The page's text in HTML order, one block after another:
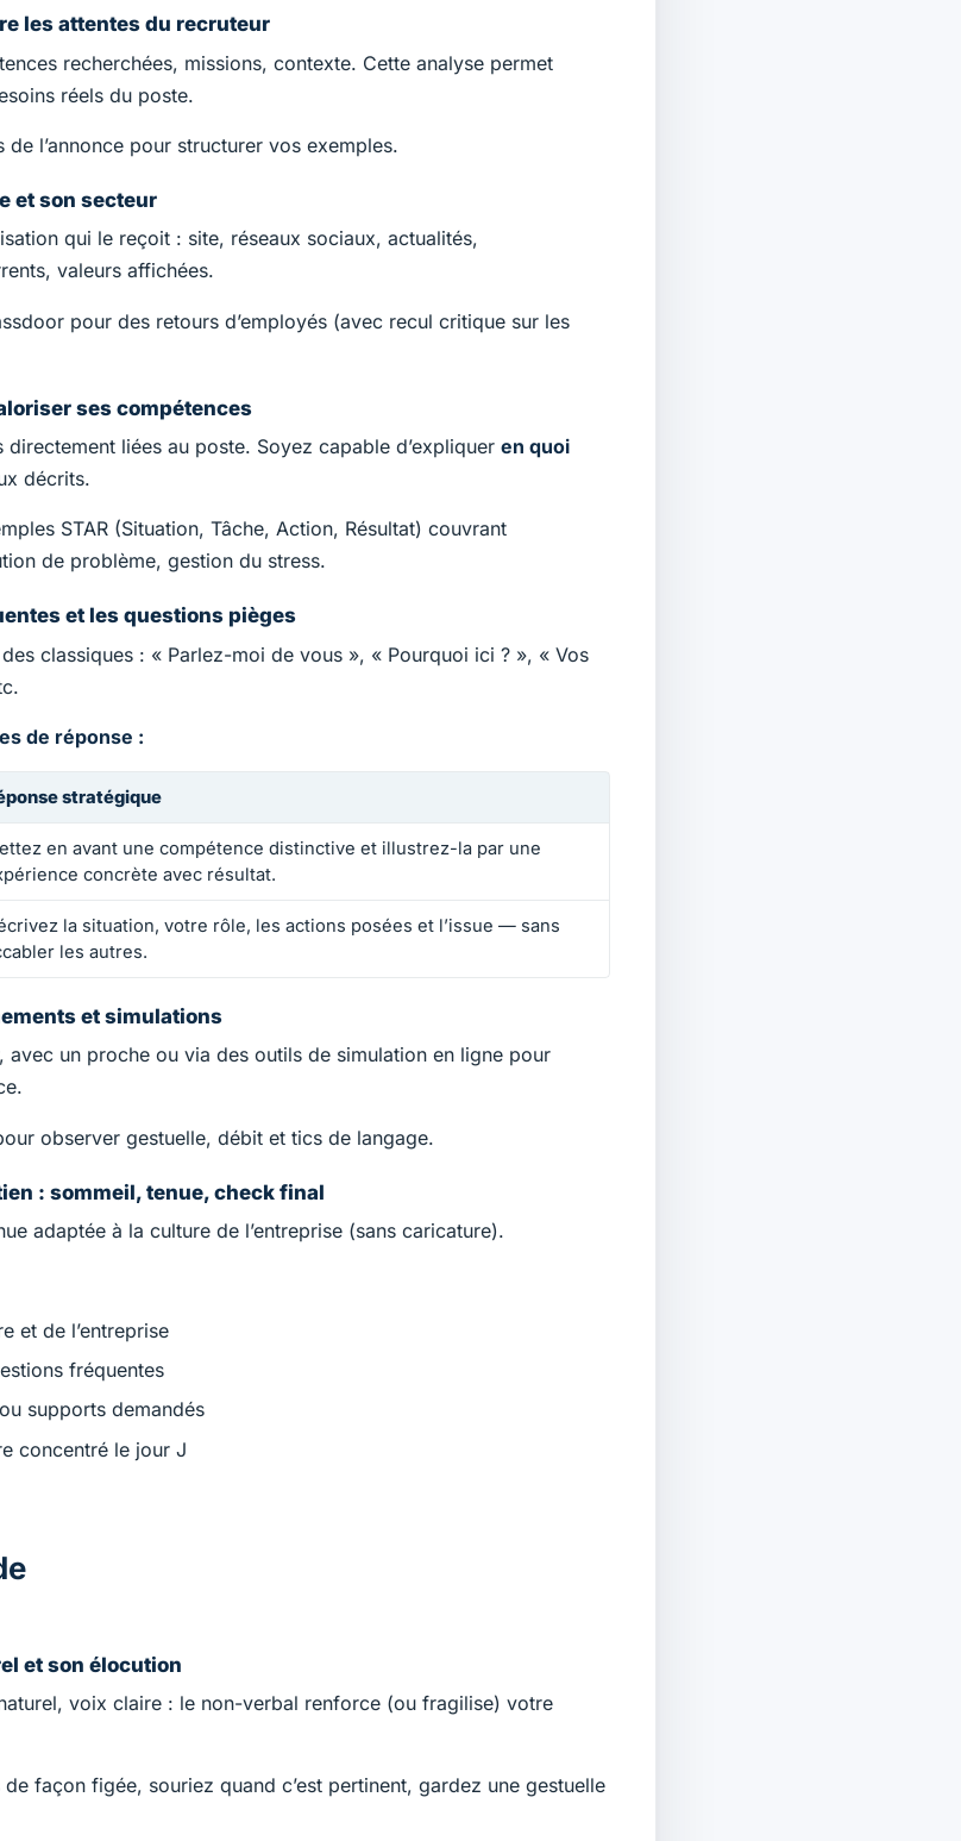
les attentes du recruteur
recherchées, missions, contexte. Cette analyse permet
réels du poste.
l’annonce pour structurer vos exemples.
et son secteur
qui le reçoit : site, réseaux sociaux, actualités,
valeurs affichées.
pour des retours d’employés (avec recul critique sur les
ses compétences
liées au poste. Soyez capable d’expliquer en quoi
décrits.
STAR (Situation, Tâche, Action, Résultat) couvrant
de problème, gestion du stress.
et les questions pièges
classiques : « Parlez-moi de vous », « Pourquoi ici ? », « Vos
de réponse :
stratégique
en avant une compétence distinctive et illustrez-la par une
concrète avec résultat.
la situation, votre rôle, les actions posées et l’issue — sans
les autres.
et simulations
avec un proche ou via des outils de simulation en ligne pour
observer gestuelle, débit et tics de langage.
: sommeil, tenue, check final
adaptée à la culture de l’entreprise (sans caricature).
et de l’entreprise
fréquentes
supports demandés
concentré le jour J
et son élocution
voix claire : le non-verbal renforce (ou fragilise) votre
façon figée, souriez quand c’est pertinent, gardez une gestuelle